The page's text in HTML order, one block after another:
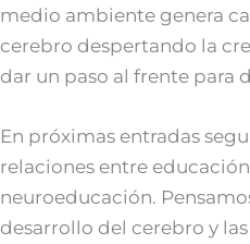
medio ambiente genera
cerebro despertando la
dar un paso al frente para
En próximas entradas
relaciones entre
neuroeducación.
desarrollo del cerebro y